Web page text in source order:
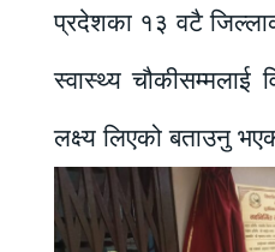
प्रदेशका १३ वटै
स्वास्थ्य चौकीसम्मलाई
लक्ष्य लिएको बताउनु